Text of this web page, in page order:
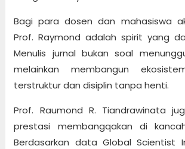
Bagi para dosen dan mahasiswa
Prof. Raymond adalah spirit yang
Menulis jurnal bukan soal
melainkan membangun
terstruktur dan disiplin tanpa henti.
Prof. Raumond R. Tiandrawinata
prestasi membangqakan di
Berdasarkan data Global Scientist